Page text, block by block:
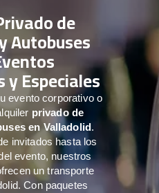
de
Autobuses
Especiales
evento corporativo o
privado de
en Valladolid.
invitados hasta los
evento, nuestros
un transporte
Con paquetes